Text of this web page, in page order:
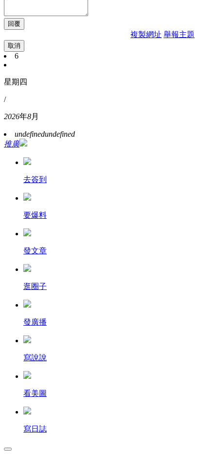
複製網址 舉報主題
取消
6
星期四
/
2026年8月
undefinedundefined
推廣
去簽到
要爆料
發文章
逛圈子
發廣播
寫說說
看美圖
寫日誌